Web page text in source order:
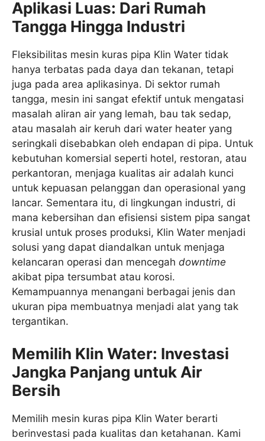
Aplikasi Luas: Dari Rumah
Tangga Hingga Industri
Fleksibilitas mesin kuras pipa Klin Water tidak
hanya terbatas pada daya dan tekanan, tetapi
juga pada area aplikasinya. Di sektor rumah
tangga, mesin ini sangat efektif untuk mengatasi
masalah aliran air yang lemah, bau tak sedap,
atau masalah air keruh dari water heater yang
seringkali disebabkan oleh endapan di pipa. Untuk
kebutuhan komersial seperti hotel, restoran, atau
perkantoran, menjaga kualitas air adalah kunci
untuk kepuasan pelanggan dan operasional yang
lancar. Sementara itu, di lingkungan industri, di
mana kebersihan dan efisiensi sistem pipa sangat
krusial untuk proses produksi, Klin Water menjadi
solusi yang dapat diandalkan untuk menjaga
kelancaran operasi dan mencegah downtime
akibat pipa tersumbat atau korosi.
Kemampuannya menangani berbagai jenis dan
ukuran pipa membuatnya menjadi alat yang tak
tergantikan.
Memilih Klin Water: Investasi
Jangka Panjang untuk Air
Bersih
Memilih mesin kuras pipa Klin Water berarti
berinvestasi pada kualitas dan ketahanan. Kami